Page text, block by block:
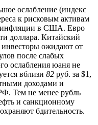
ослабление (индекс
к рисковым активам
инфляции в США. Евро
доллара. Китайский
инвесторы ожидают от
после слабых
ослабления юаня не
вблизи 82 руб. за $1,
доходами и
Тем не менее рубль
и санкционному
бдительность.